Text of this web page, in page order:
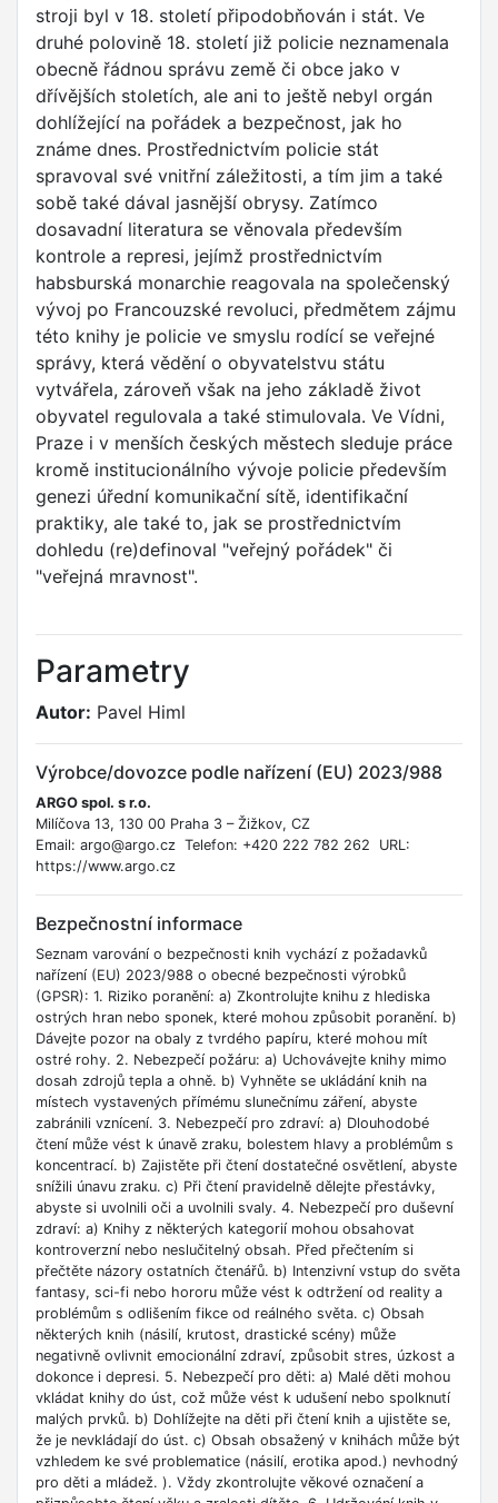
stroji byl v 18. století připodobňován i stát. Ve
druhé polovině 18. století již policie neznamenala
obecně řádnou správu země či obce jako v
dřívějších stoletích, ale ani to ještě nebyl orgán
dohlížející na pořádek a bezpečnost, jak ho
známe dnes. Prostřednictvím policie stát
spravoval své vnitřní záležitosti, a tím jim a také
sobě také dával jasnější obrysy. Zatímco
dosavadní literatura se věnovala především
kontrole a represi, jejímž prostřednictvím
habsburská monarchie reagovala na společenský
vývoj po Francouzské revoluci, předmětem zájmu
této knihy je policie ve smyslu rodící se veřejné
správy, která vědění o obyvatelstvu státu
vytvářela, zároveň však na jeho základě život
obyvatel regulovala a také stimulovala. Ve Vídni,
Praze i v menších českých městech sleduje práce
kromě institucionálního vývoje policie především
genezi úřední komunikační sítě, identifikační
praktiky, ale také to, jak se prostřednictvím
dohledu (re)definoval "veřejný pořádek" či
"veřejná mravnost".
Parametry
Autor: Pavel Himl
Výrobce/dovozce podle nařízení (EU) 2023/988
ARGO spol. s r.o.
Milíčova 13, 130 00 Praha 3 – Žižkov, CZ
Email: argo@argo.cz Telefon: +420 222 782 262 URL:
https://www.argo.cz
Bezpečnostní informace
Seznam varování o bezpečnosti knih vychází z požadavků
nařízení (EU) 2023/988 o obecné bezpečnosti výrobků
(GPSR): 1. Riziko poranění: a) Zkontrolujte knihu z hlediska
ostrých hran nebo sponek, které mohou způsobit poranění. b)
Dávejte pozor na obaly z tvrdého papíru, které mohou mít
ostré rohy. 2. Nebezpečí požáru: a) Uchovávejte knihy mimo
dosah zdrojů tepla a ohně. b) Vyhněte se ukládání knih na
místech vystavených přímému slunečnímu záření, abyste
zabránili vznícení. 3. Nebezpečí pro zdraví: a) Dlouhodobé
čtení může vést k únavě zraku, bolestem hlavy a problémům s
koncentrací. b) Zajistěte při čtení dostatečné osvětlení, abyste
snížili únavu zraku. c) Při čtení pravidelně dělejte přestávky,
abyste si uvolnili oči a uvolnili svaly. 4. Nebezpečí pro duševní
zdraví: a) Knihy z některých kategorií mohou obsahovat
kontroverzní nebo neslučitelný obsah. Před přečtením si
přečtěte názory ostatních čtenářů. b) Intenzivní vstup do světa
fantasy, sci-fi nebo hororu může vést k odtržení od reality a
problémům s odlišením fikce od reálného světa. c) Obsah
některých knih (násilí, krutost, drastické scény) může
negativně ovlivnit emocionální zdraví, způsobit stres, úzkost a
dokonce i depresi. 5. Nebezpečí pro děti: a) Malé děti mohou
vkládat knihy do úst, což může vést k udušení nebo spolknutí
malých prvků. b) Dohlížejte na děti při čtení knih a ujistěte se,
že je nevkládají do úst. c) Obsah obsažený v knihách může být
vzhledem ke své problematice (násilí, erotika apod.) nevhodný
pro děti a mládež. ). Vždy zkontrolujte věkové označení a